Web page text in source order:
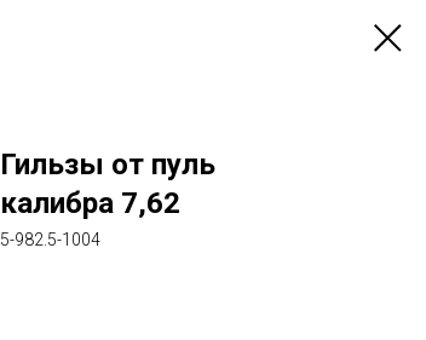
Гильзы от пуль
калибра 7,62
5-982.5-1004